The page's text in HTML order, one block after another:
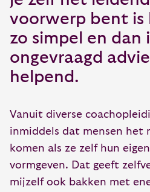
voorwerp bent is
zo simpel en dan
ongevraagd
helpend.
Vanuit diverse
inmiddels dat mensen het
komen als ze zelf hun
vormgeven. Dat geeft
mijzelf ook bakken met